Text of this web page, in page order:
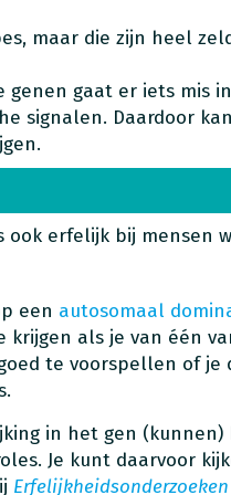
maar die zijn heel
genen gaat er iets mis
signalen. Daardoor
ook erfelijk bij mensen
een autosomaal
krijgen als je van één
te voorspellen of je
in het gen
Je kunt daarvoor